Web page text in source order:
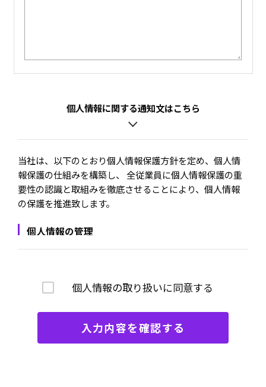
個人情報に関する通知文はこちら
当社は、以下のとおり個人情報保護方針を定め、個人情
報保護の仕組みを構築し、 全従業員に個人情報保護の重
要性の認識と取組みを徹底させることにより、個人情報
の保護を推進致します。
個人情報の管理
当社は、お客さまの個人情報を正確かつ最新の状態に
ん・漏洩などを防止するため、セキュリティシステム
の維持・管理体制の整備・社員教育の徹底等の必要な
措置を講じ、安全対策を実施し個人情報の厳重な管理
個人情報の取り扱いに同意する
入力内容を確認する